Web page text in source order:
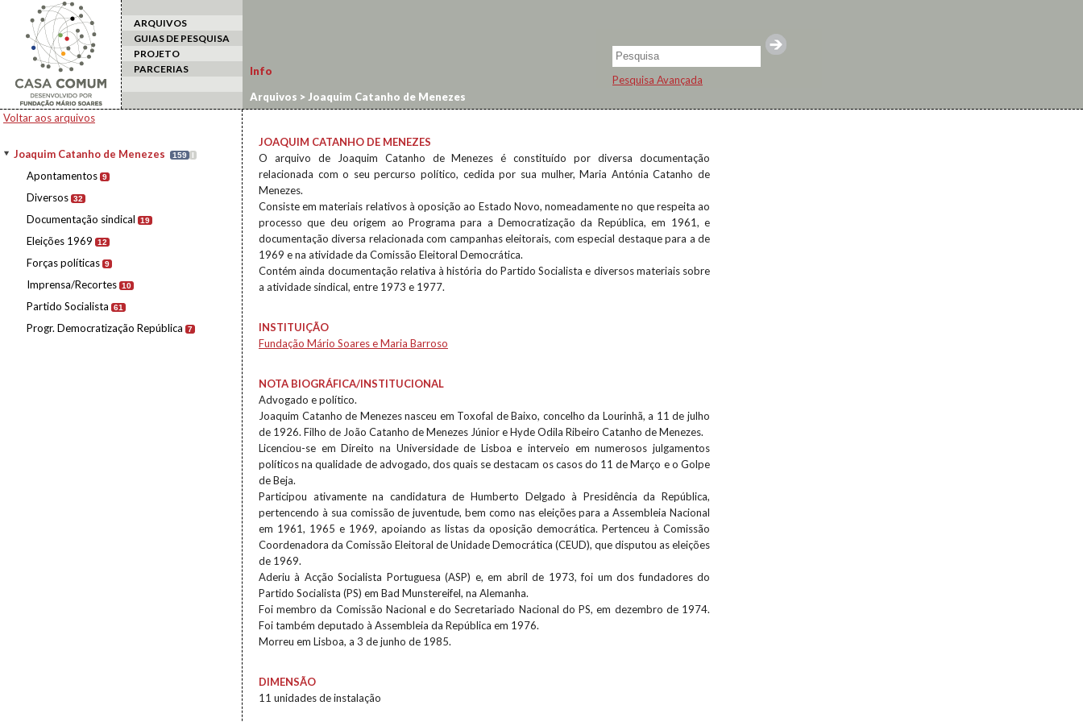
ARQUIVOS
GUIAS DE PESQUISA
PROJETO
PARCERIAS
Pesquisa Avançada
Voltar aos arquivos
Joaquim Catanho de Menezes 159 I
Apontamentos 9
Diversos 32
Documentação sindical 19
Eleições 1969 12
Forças políticas 9
Imprensa/Recortes 10
Partido Socialista 61
Progr. Democratização República 7
Info
Arquivos > Joaquim Catanho de Menezes
JOAQUIM CATANHO DE MENEZES
O arquivo de Joaquim Catanho de Menezes é constituído por diversa documentação
relacionada com o seu percurso político, cedida por sua mulher, Maria Antónia Catanho de
Menezes.
Consiste em materiais relativos à oposição ao Estado Novo, nomeadamente no que respeita ao
processo que deu origem ao Programa para a Democratização da República, em 1961, e
documentação diversa relacionada com campanhas eleitorais, com especial destaque para a de
1969 e na atividade da Comissão Eleitoral Democrática.
Contém ainda documentação relativa à história do Partido Socialista e diversos materiais sobre
a atividade sindical, entre 1973 e 1977.
INSTITUIÇÃO
Fundação Mário Soares e Maria Barroso
NOTA BIOGRÁFICA/INSTITUCIONAL
Advogado e político.
Joaquim Catanho de Menezes nasceu em Toxofal de Baixo, concelho da Lourinhã, a 11 de julho
de 1926. Filho de João Catanho de Menezes Júnior e Hyde Odila Ribeiro Catanho de Menezes.
Licenciou-se em Direito na Universidade de Lisboa e interveio em numerosos julgamentos
políticos na qualidade de advogado, dos quais se destacam os casos do 11 de Março e o Golpe
de Beja.
Participou ativamente na candidatura de Humberto Delgado à Presidência da República,
pertencendo à sua comissão de juventude, bem como nas eleições para a Assembleia Nacional
em 1961, 1965 e 1969, apoiando as listas da oposição democrática. Pertenceu à Comissão
Coordenadora da Comissão Eleitoral de Unidade Democrática (CEUD), que disputou as eleições
de 1969.
Aderiu à Acção Socialista Portuguesa (ASP) e, em abril de 1973, foi um dos fundadores do
Partido Socialista (PS) em Bad Munstereifel, na Alemanha.
Foi membro da Comissão Nacional e do Secretariado Nacional do PS, em dezembro de 1974.
Foi também deputado à Assembleia da República em 1976.
Morreu em Lisboa, a 3 de junho de 1985.
DIMENSÃO
11 unidades de instalação